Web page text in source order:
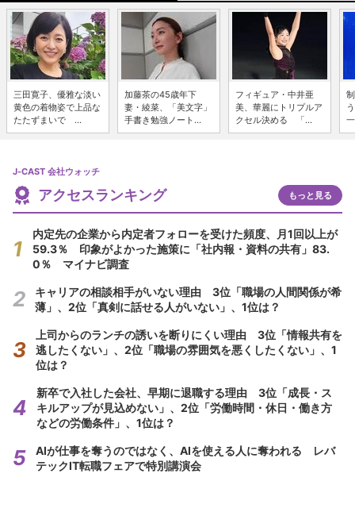
三田寛子、優雅な淡い
黄色の着物姿で上品な
たたずまいで ...
加藤茶の45歳年下
妻・綾菜、「美文字」
手書き勉強ノート...
フィギュア・中井亜
美、華麗にトリプルア
クセル決める 「...
J-CAST 会社ウォッチ
アクセスランキング もっと見る
内定先の企業から内定者フォローを受けた頻度、月1回以上が
59.3％ 印象がよかった施策に「社内報・資料の共有」83.
0％ マイナビ調査
キャリアの相談相手がいない理由 3位「職場の人間関係が希
薄」、2位「真剣に話せる人がいない」、1位は？
上司からのランチの誘いを断りにくい理由 3位「情報共有を
逃したくない」、2位「職場の雰囲気を悪くしたくない」、1
位は？
新卒で入社した会社、早期に退職する理由 3位「成長・ス
キルアップが見込めない」、2位「労働時間・休日・働き方
などの労働条件」、1位は？
AIが仕事を奪うのではなく、AIを使える人に奪われる レバ
テックIT転職フェアで特別講演会